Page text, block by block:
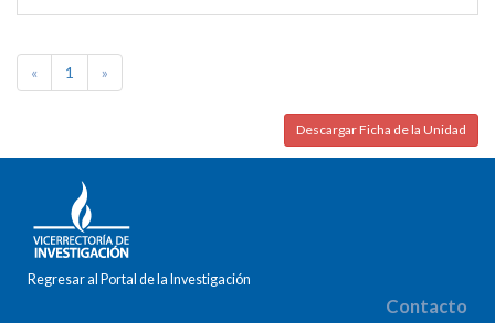
« 1 »
Descargar Ficha de la Unidad
Regresar al Portal de la Investigación
Contacto